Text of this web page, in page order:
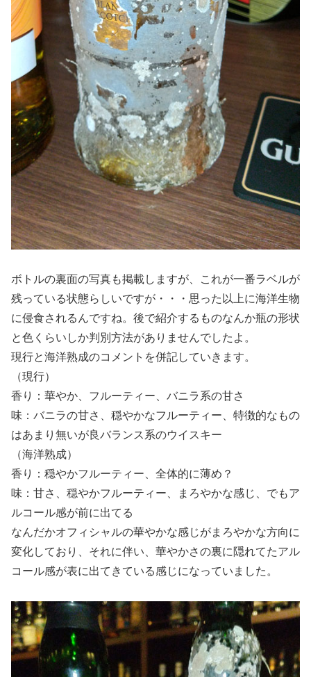
ボトルの裏面の写真も掲載しますが、これが一番ラベルが
残っている状態らしいですが・・・思った以上に海洋生物
に侵食されるんですね。後で紹介するものなんか瓶の形状
と色くらいしか判別方法がありませんでしたよ。
現行と海洋熟成のコメントを併記していきます。
（現行）
香り：華やか、フルーティー、バニラ系の甘さ
味：バニラの甘さ、穏やかなフルーティー、特徴的なもの
はあまり無いが良バランス系のウイスキー
（海洋熟成）
香り：穏やかフルーティー、全体的に薄め？
味：甘さ、穏やかフルーティー、まろやかな感じ、でもア
ルコール感が前に出てる
なんだかオフィシャルの華やかな感じがまろやかな方向に
変化しており、それに伴い、華やかさの裏に隠れてたアル
コール感が表に出てきている感じになっていました。